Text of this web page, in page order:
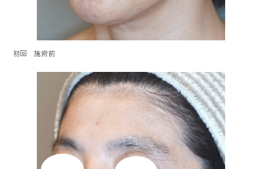
初回 施術前